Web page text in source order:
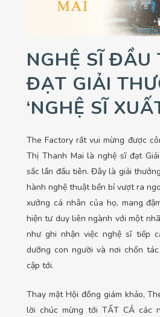
NGHỆ SĨ ĐẦU
ĐẠT GIẢI
‘NGHỆ SĨ
The Factory rất vui mừng được
Thị Thanh Mai là nghệ sĩ đạt
sắc lần đầu tiên. Đây là giải
hành nghệ thuật bền bỉ vượt ra
xưởng cá nhân của họ, mang
hiện tư duy liên ngành với một
như ghi nhận việc nghệ sĩ tiếp
dưỡng con người và nơi chốn
cập tới.
Thay mặt Hội đồng giám khảo,
lời chúc mừng tới TẤT CẢ các